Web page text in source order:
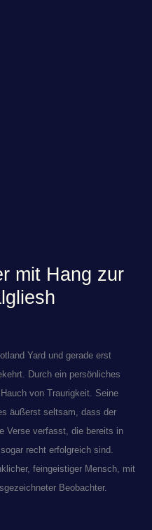
mit Hang zur
Yard und gerade erst
Durch ein persönliches
von Traurigkeit. Seine
äußerst seltsam, dass der
Verse verfasst, die bereits in
recht erfolgreich sind.
feingeistiger Mensch, mit
Beobachter.